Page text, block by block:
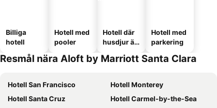
Billiga
hotell
Hotell med
pooler
Hotell där
husdjur är
Hotell med
parkering
Resmål nära Aloft by Marriott Santa Clara
Hotell San Francisco
Hotell Monterey
Hotell Santa Cruz
Hotell Carmel-by-the-Sea